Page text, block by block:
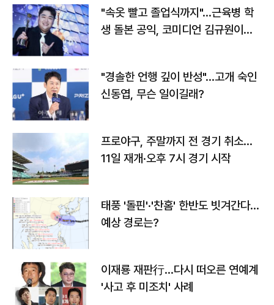
"속옷 빨고 졸업식까지"…근육병 학
생 돌본 공익, 코미디언 김규원이었
"경솔한 언행 깊이 반성"…고개 숙인
신동엽, 무슨 일이길래?
프로야구, 주말까지 전 경기 취소…
11일 재개·오후 7시 경기 시작
태풍 '돌핀'·'찬홈' 한반도 빗겨간다…
예상 경로는?
이재룡 재판行…다시 떠오른 연예계
'사고 후 미조치' 사례